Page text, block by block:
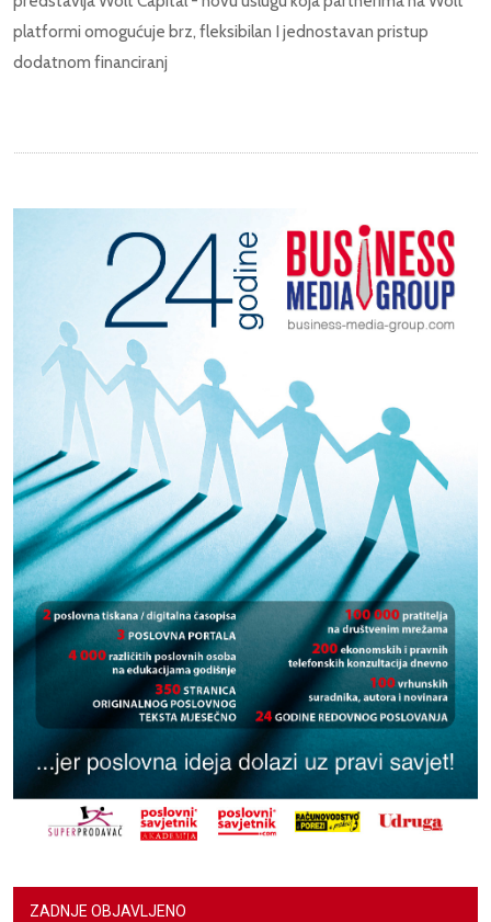
platformi omogućuje brz, fleksibilan I jednostavan pristup
dodatnom financiranj
ZADNJE OBJAVLJENO